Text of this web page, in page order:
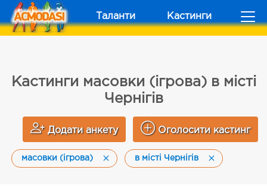
Таланти Кастинги
Кастинги масовки (ігрова) в місті
Чернігів
Додати анкету Оголосити кастинг
масовки (ігрова) в місті Чернігів